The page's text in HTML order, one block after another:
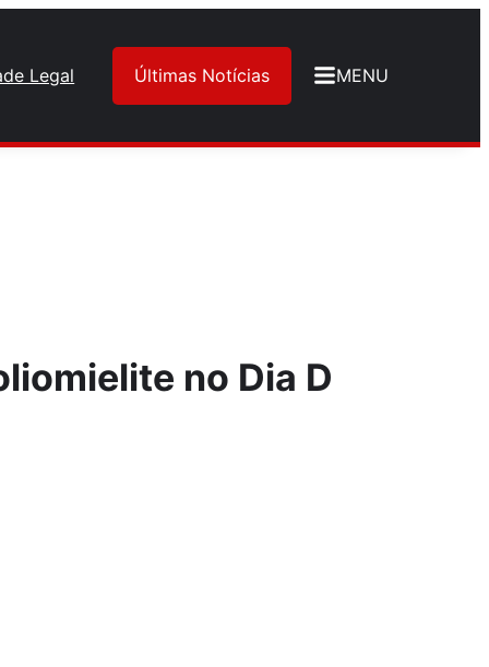
Legal Últimas Notícias MENU
no Dia D